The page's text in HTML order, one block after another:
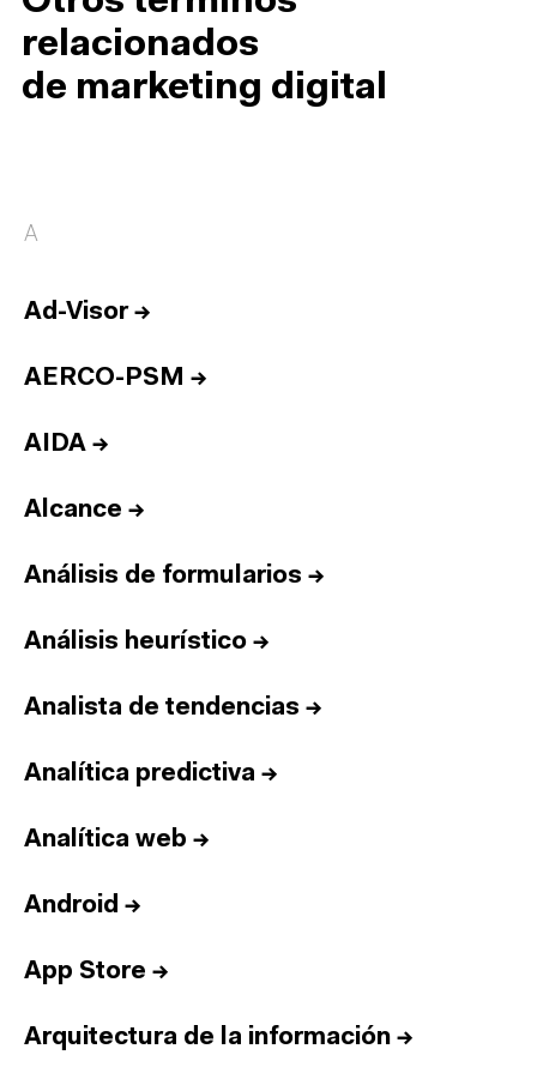
relacionados
de marketing digital
A
Ad-Visor→
AERCO-PSM →
AIDA →
Alcance →
Análisis de formularios →
Análisis heurístico →
Analista de tendencias →
Analítica predictiva →
Analítica web →
Android →
App Store →
Arquitectura de la información →